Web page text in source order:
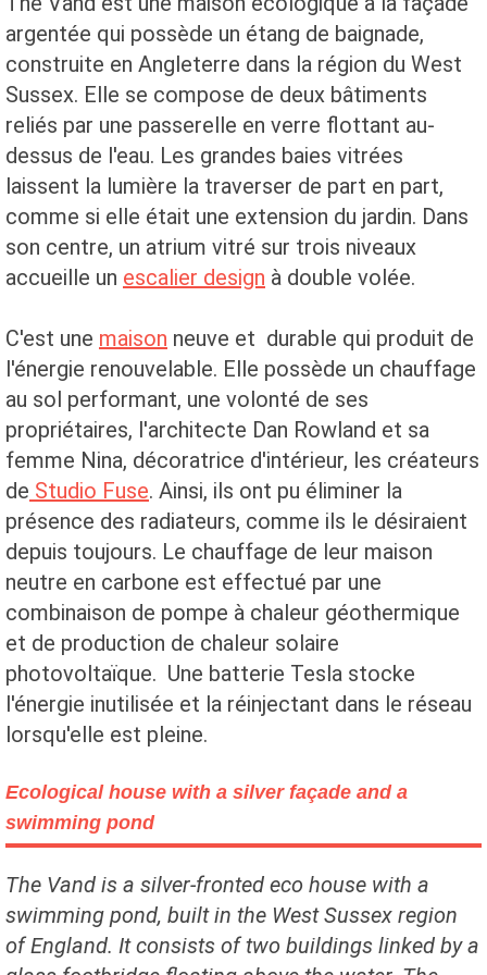
argentée qui possède un étang de baignade,
construite en Angleterre dans la région du West
Sussex. Elle se compose de deux bâtiments
reliés par une passerelle en verre flottant au-
dessus de l'eau. Les grandes baies vitrées
laissent la lumière la traverser de part en part,
comme si elle était une extension du jardin. Dans
son centre, un atrium vitré sur trois niveaux
accueille un escalier design à double volée.
C'est une maison neuve et durable qui produit de
l'énergie renouvelable. Elle possède un chauffage
au sol performant, une volonté de ses
propriétaires, l'architecte Dan Rowland et sa
femme Nina, décoratrice d'intérieur, les créateurs
de Studio Fuse. Ainsi, ils ont pu éliminer la
présence des radiateurs, comme ils le désiraient
depuis toujours. Le chauffage de leur maison
neutre en carbone est effectué par une
combinaison de pompe à chaleur géothermique
et de production de chaleur solaire
photovoltaïque. Une batterie Tesla stocke
l'énergie inutilisée et la réinjectant dans le réseau
lorsqu'elle est pleine.
Ecological house with a silver façade and a
swimming pond
The Vand is a silver-fronted eco house with a
swimming pond, built in the West Sussex region
of England. It consists of two buildings linked by a